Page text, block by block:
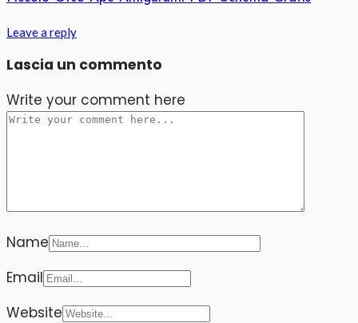
Leave a reply
Lascia un commento
Write your comment here
Name
Email
Website